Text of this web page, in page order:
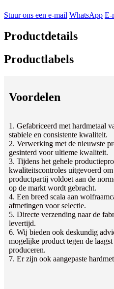
Stuur ons een e-mail WhatsApp E-
Productdetails
Productlabels
Voordelen
1. Gefabriceerd met hardmetaal
stabiele en consistente kwaliteit.
2. Verwerking met de nieuwste
gesinterd voor ultieme kwaliteit.
3. Tijdens het gehele
kwaliteitscontroles uitgevoerd
productpartij voldoet aan de
op de markt wordt gebracht.
4. Een breed scala aan
afmetingen voor selectie.
5. Directe verzending naar de
levertijd.
6. Wij bieden ook deskundig
mogelijke product tegen de
produceren.
7. Er zijn ook aangepaste